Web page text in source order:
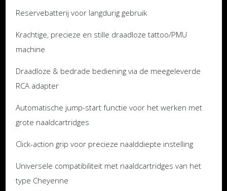
Reservebatterij voor langdurig gebruik
Krachtige, precieze en stille draadloze tattoo/PMU
machine
Draadloze & bedrade bediening via de meegeleverde
RCA adapter
Automatische jump-start functie voor het werken met
grote naaldcartridges
Click-action grip voor precieze naalddiepte instelling
Universele compatibiliteit met naaldcartridges van het
type Cheyenne